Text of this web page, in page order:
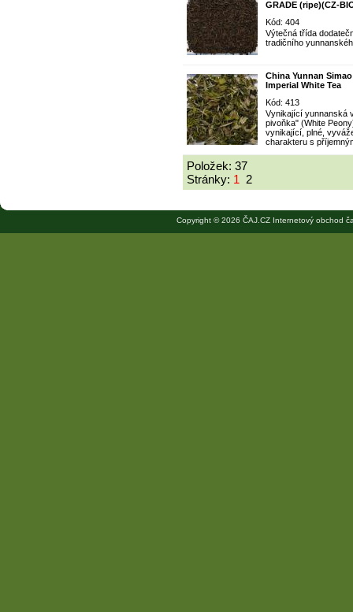
GRADE (ripe)(CZ-
Kód: 404
Výtečná třída
tradičního
China Yunnan
Imperial White Tea
Kód: 413
Vynikající yunnanská
pivoňka" (White
vynikající, plné,
charakteru s
Položek: 37
Stránky: 1 2
Copyright © 2026 ČAJ.CZ Internetový obchod